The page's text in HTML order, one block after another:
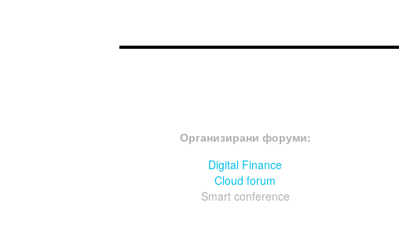
Организирани форуми:
Digital Finance
Cloud forum
Smart conference